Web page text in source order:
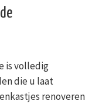
is volledig
die u laat
renoveren